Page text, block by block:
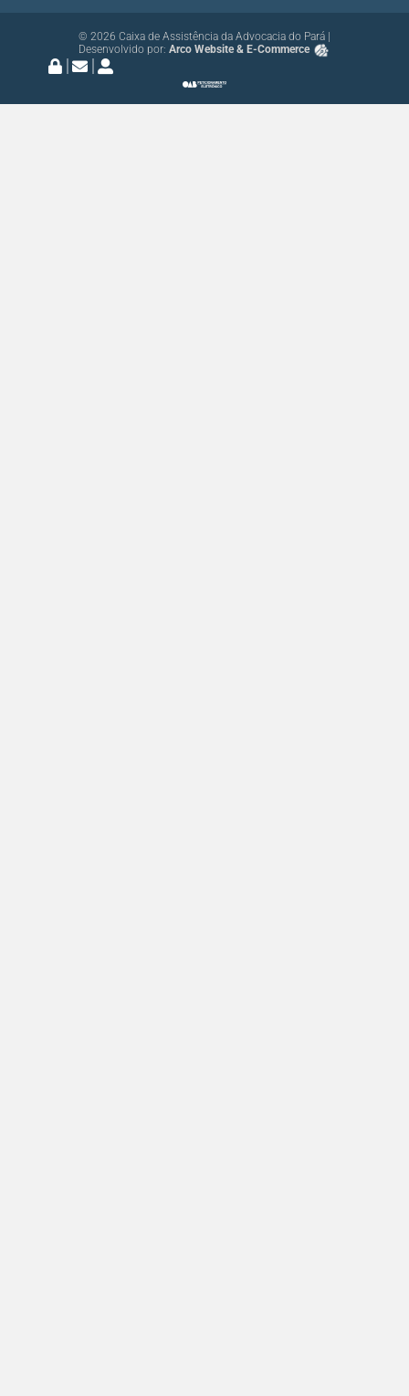
© 2026 Caixa de Assistência da Advocacia do Pará |
Desenvolvido por: Arco Website & E-Commerce